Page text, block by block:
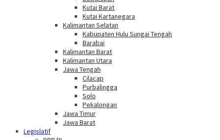
Kutai Barat
Kutai Kartanegara
Kalimantan Selatan
Kabupaten Hulu Sungai Tengah
Barabai
Kalimantan Barat
Kalimantan Utara
Jawa Tengah
Cilacap
Purbalingga
Solo
Pekalongan
Jawa Timur
Jawa Barat
Legislatif